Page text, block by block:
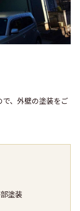
、外壁の塗装をご
塗装